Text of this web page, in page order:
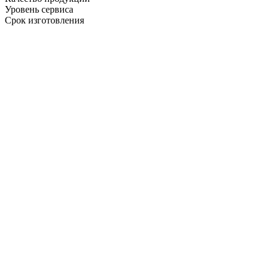
Уровень сервиса
Срок изготовления